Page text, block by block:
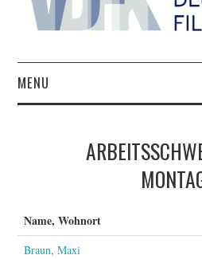
MENU
PREIS DER DEUTSCHEN
FESTIVALPREISE
Name, Wohnort
Braun, Maxi